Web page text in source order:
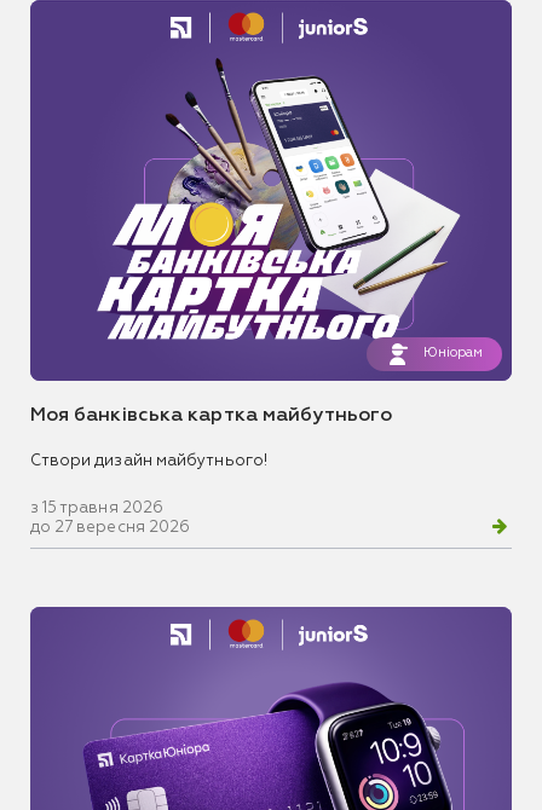
Юніорам
Моя банківська картка майбутнього
Створи дизайн майбутнього!
з 15 травня 2026
до 27 вересня 2026